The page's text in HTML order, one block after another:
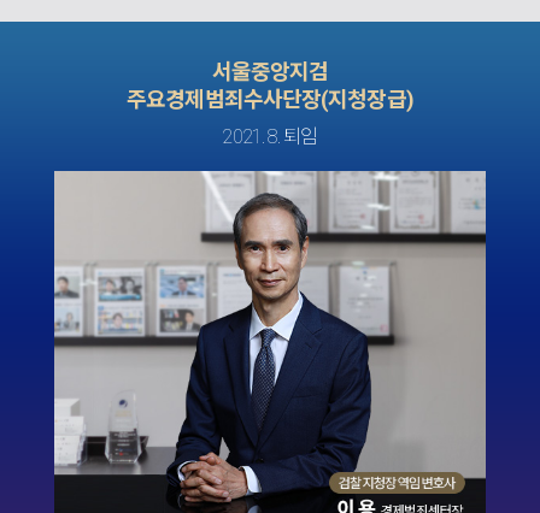
서울중앙지검
주요경제범죄수사단장(지청장급)
2021. 8. 퇴임